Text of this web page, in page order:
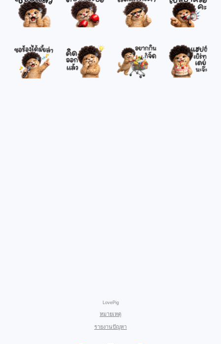
LovePig
หมายเหตุ
รายงานปัญหา